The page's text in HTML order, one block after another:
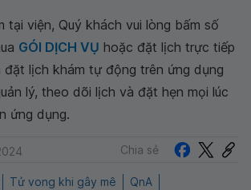
tại viện, Quý khách vui lòng bấm số
GÓI DỊCH VỤ hoặc đặt lịch trực tiếp
đặt lịch khám tự động trên ứng dụng
lý, theo dõi lịch và đặt hẹn mọi lúc
ứng dụng.
Chia sẻ
Tử vong khi gây mê
QnA